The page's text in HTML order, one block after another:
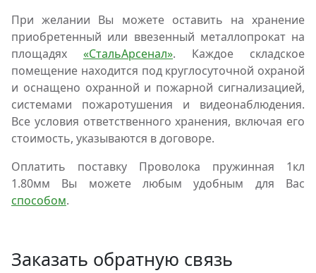
При желании Вы можете оставить на хранение
приобретенный или ввезенный металлопрокат на
площадях «СтальАрсенал». Каждое складское
помещение находится под круглосуточной охраной
и оснащено охранной и пожарной сигнализацией,
системами пожаротушения и видеонаблюдения.
Все условия ответственного хранения, включая его
стоимость, указываются в договоре.
Оплатить поставку Проволока пружинная 1кл
1.80мм Вы можете любым удобным для Вас
способом.
Заказать обратную связь